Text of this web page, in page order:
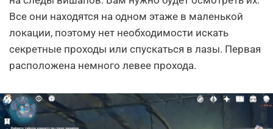
Все они находятся на одном этаже в маленькой
локации, поэтому нет необходимости искать
секретные проходы или спускаться в лазы. Первая
расположена немного левее прохода.